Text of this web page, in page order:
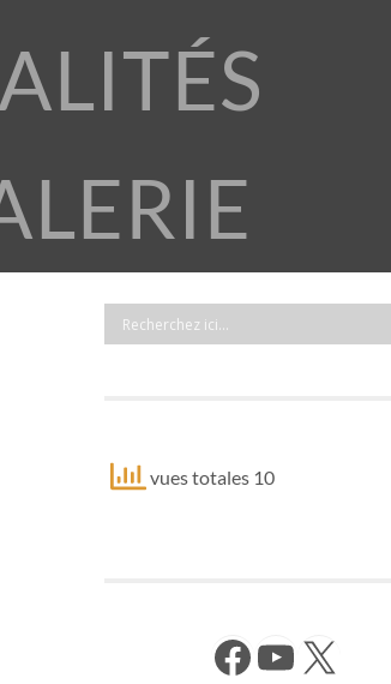
vues totales 10
Facebook YouTube X